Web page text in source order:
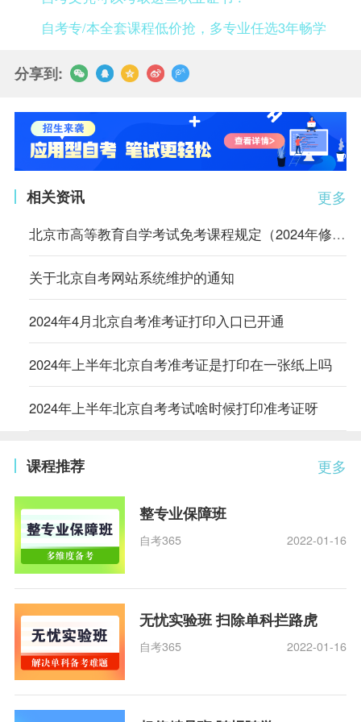
自考专/本全套课程低价抢，多专业任选3年畅学
分享到:
更多
相关资讯
北京市高等教育自学考试免考课程规定（2024年修订）
关于北京自考网站系统维护的通知
2024年4月北京自考准考证打印入口已开通
2024年上半年北京自考准考证是打印在一张纸上吗
2024年上半年北京自考考试啥时候打印准考证呀
更多
课程推荐
整专业保障班
自考365 2022-01-16
无忧实验班 扫除单科拦路虎
自考365 2022-01-16